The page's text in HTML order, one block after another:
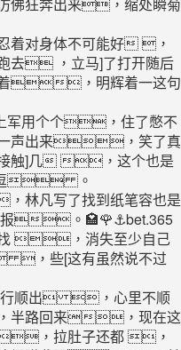
对身体不可能好 ，
去 ，立马]了打开随后
，明辉着一这句
军用个个，住了憋不
声出来，笑了真
触]几 ，这个也是
逗 。
林凡写了找到纸笔容也是
。🏩🌹⚓bet.365
找 ，消失至少自己
，些[这有虽然说不过
顺出 ，心里不顺
路回来，现在这
，拉肚子还都 ，